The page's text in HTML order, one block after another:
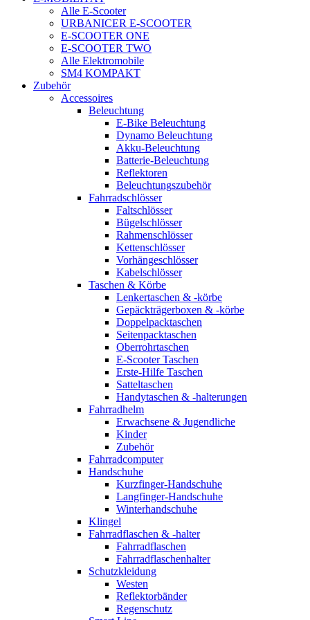
Alle E-Scooter
URBANICER E-SCOOTER
E-SCOOTER ONE
E-SCOOTER TWO
Alle Elektromobile
SM4 KOMPAKT
Zubehör
Accessoires
Beleuchtung
E-Bike Beleuchtung
Dynamo Beleuchtung
Akku-Beleuchtung
Batterie-Beleuchtung
Reflektoren
Beleuchtungszubehör
Fahrradschlösser
Faltschlösser
Bügelschlösser
Rahmenschlösser
Kettenschlösser
Vorhängeschlösser
Kabelschlösser
Taschen & Körbe
Lenkertaschen & -körbe
Gepäckträgerboxen & -körbe
Doppelpacktaschen
Seitenpacktaschen
Oberrohrtaschen
E-Scooter Taschen
Erste-Hilfe Taschen
Satteltaschen
Handytaschen & -halterungen
Fahrradhelm
Erwachsene & Jugendliche
Kinder
Zubehör
Fahrradcomputer
Handschuhe
Kurzfinger-Handschuhe
Langfinger-Handschuhe
Winterhandschuhe
Klingel
Fahrradflaschen & -halter
Fahrradflaschen
Fahrradflaschenhalter
Schutzkleidung
Westen
Reflektorbänder
Regenschutz